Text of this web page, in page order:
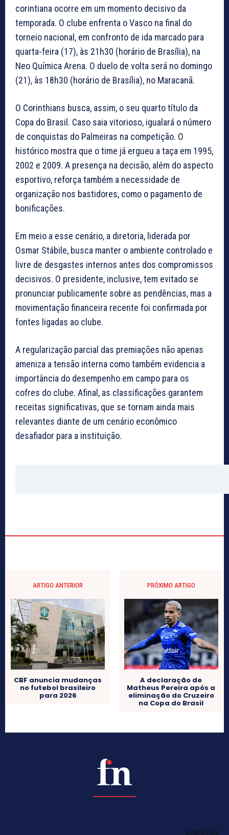
corintiana ocorre em um momento decisivo da
temporada. O clube enfrenta o Vasco na final do
torneio nacional, em confronto de ida marcado para
quarta-feira (17), às 21h30 (horário de Brasília), na
Neo Química Arena. O duelo de volta será no domingo
(21), às 18h30 (horário de Brasília), no Maracanã.
O Corinthians busca, assim, o seu quarto título da
Copa do Brasil. Caso saia vitorioso, igualará o número
de conquistas do Palmeiras na competição. O
histórico mostra que o time já ergueu a taça em 1995,
2002 e 2009. A presença na decisão, além do aspecto
esportivo, reforça também a necessidade de
organização nos bastidores, como o pagamento de
bonificações.
Em meio a esse cenário, a diretoria, liderada por
Osmar Stábile, busca manter o ambiente controlado e
livre de desgastes internos antes dos compromissos
decisivos. O presidente, inclusive, tem evitado se
pronunciar publicamente sobre as pendências, mas a
movimentação financeira recente foi confirmada por
fontes ligadas ao clube.
A regularização parcial das premiações não apenas
ameniza a tensão interna como também evidencia a
importância do desempenho em campo para os
cofres do clube. Afinal, as classificações garantem
receitas significativas, que se tornam ainda mais
relevantes diante de um cenário econômico
desafiador para a instituição.
ARTIGO ANTERIOR
CBF anuncia mudanças
no futebol brasileiro
para 2026
PRÓXIMO ARTIGO
A declaração de
Matheus Pereira após a
eliminação do Cruzeiro
na Copa do Brasil
Sobre nós